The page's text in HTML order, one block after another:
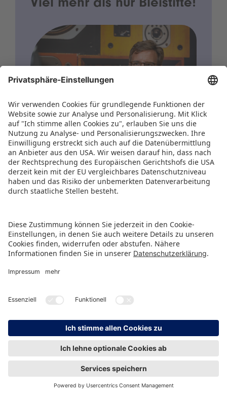
Viel mehr als nur Bleistifte!
Was kann die
Spielwarenindustrie von